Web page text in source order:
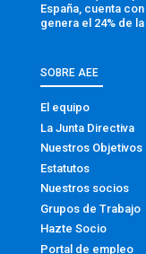
España, cuenta
genera el 24% de
SOBRE AEE
El equipo
La Junta Directiva
Nuestros Objetivos
Estatutos
Nuestros socios
Grupos de Trabajo
Hazte Socio
Portal de empleo